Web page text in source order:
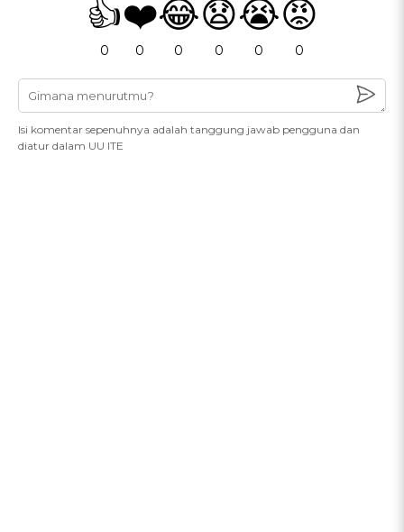
👍
0
❤️
0
😂
0
😧
0
😭
0
😡
0
Isi komentar sepenuhnya adalah tanggung jawab pengguna dan
diatur dalam UU ITE